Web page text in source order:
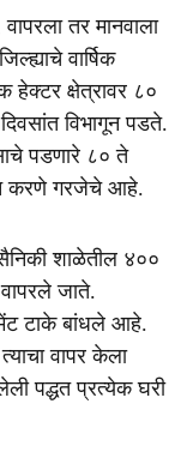
तर मानवाला
वार्षिक
हेक्टर क्षेत्रावर ८०
विभागून पडते.
पडणारे ८० ते
करणे गरजेचे आहे.
शाळेतील ४००
वापरले जाते.
टाके बांधले आहे.
वापर केला
पद्धत प्रत्येक घरी